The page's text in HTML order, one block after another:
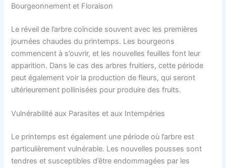
Bourgeonnement et Floraison
Le réveil de l’arbre coïncide souvent avec les premières
journées chaudes du printemps. Les bourgeons
commencent à s’ouvrir, et les nouvelles feuilles font leur
apparition. Dans le cas des arbres fruitiers, cette période
peut également voir la production de fleurs, qui seront
ultérieurement pollinisées pour produire des fruits.
Vulnérabilité aux Parasites et aux Intempéries
Le printemps est également une période où l’arbre est
particulièrement vulnérable. Les nouvelles pousses sont
tendres et susceptibles d’être endommagées par les